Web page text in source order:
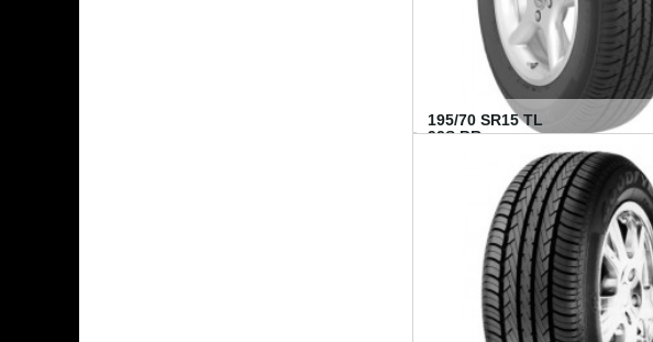
195/70 SR15 TL
92S BR...